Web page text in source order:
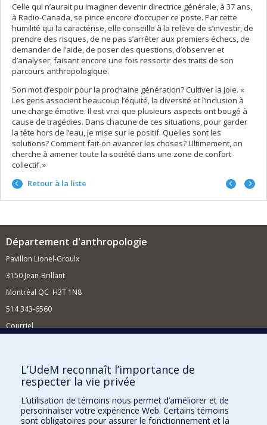
Celle qui n’aurait pu imaginer devenir directrice générale, à 37 ans,
à Radio-Canada, se pince encore d’occuper ce poste. Par cette
humilité qui la caractérise, elle conseille à la relève de s’investir, de
prendre des risques, de ne pas s’arrêter aux premiers échecs, de
demander de l’aide, de poser des questions, d’observer et
d’analyser, faisant encore une fois ressortir des traits de son
parcours anthropologique.
Son mot d’espoir pour la prochaine génération? Cultiver la joie. «
Les gens associent beaucoup l’équité, la diversité et l’inclusion à
une charge émotive. Il est vrai que plusieurs aspects ont bougé à
cause de tragédies. Dans chacune de ces situations, pour garder
la tête hors de l’eau, je mise sur le positif. Quelles sont les
solutions? Comment fait-on avancer les choses? Ultimement, on
cherche à amener toute la société dans une zone de confort
collectif. »
Retour à la liste
Portrait
Portrait
Département d'anthropologie
Pavillon Lionel-Groulx
3150 Jean-Brillant
Montréal QC H3T 1N8
514 343-6560
Courriel
Comment soutenir le Département?
BESOIN D'AIDE?
Plan du site
Signaler une erreur
L’UdeM reconnaît l’importance de
respecter la vie privée
L’utilisation de témoins nous permet d’améliorer et de
personnaliser votre expérience Web. Certains témoins
sont obligatoires pour assurer le fonctionnement et la